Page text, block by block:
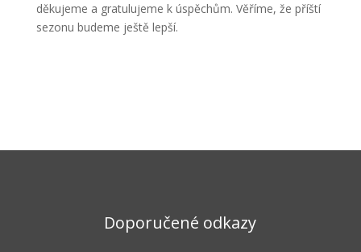
děkujeme a gratulujeme k úspěchům. Věříme, že příští
sezonu budeme ještě lepší.
Doporučené odkazy